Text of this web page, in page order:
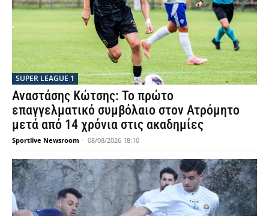
SUPER LEAGUE 1
Αναστάσης Κώτσης: Το πρώτο
επαγγελματικό συμβόλαιο στον Ατρόμητο
μετά από 14 χρόνια στις ακαδημίες
Sportlive Newsroom - 08/08/2026 18:10